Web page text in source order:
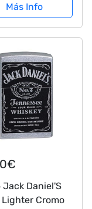
Más Info
Jack Daniel'S
Lighter Cromo